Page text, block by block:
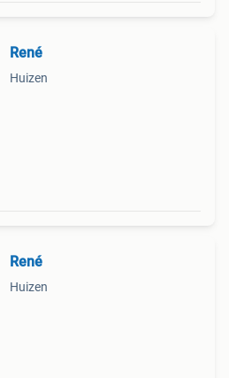
René
Huizen
René
Huizen